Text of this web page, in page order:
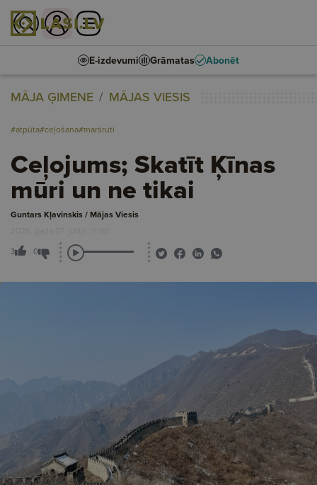
E-izdevumi Grāmatas Abonēt
MĀJA ĢIMENE MĀJAS VIESIS
#atpūta#ceļošana#maršruti
Ceļojums; Skatīt Ķīnas
mūri un ne tikai
Guntars Kļavinskis / Mājas Viesis
2026. gada 07. jūnijs, 11:00
3 0